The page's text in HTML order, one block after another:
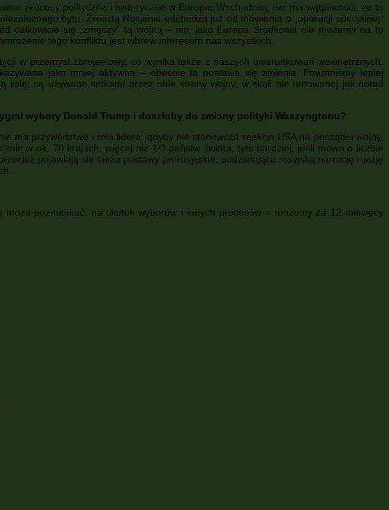
procesy polityczne i historyczne w Europie Wschodniej, nie ma wątpliwości, że to
bytu. Zresztą Rosjanie odchodzą już od mówienia o „operacji specjalnej”
się „zmęczy” tą wojną – my, jako Europa Środkowa nie możemy na to
tego konfliktu jest wbrew interesom nas wszystkich.
w przemysł zbrojeniowy, co wynika także z naszych uwarunkowań wewnętrznych.
jako mniej aktywna – obecnie ta postawa się zmienia. Powinniśmy lepiej
rolę: są używane setkami przez obie strony wojny, w skali nie notowanej jak dotąd
wybory Donald Trump i doszłoby do zmiany polityki Waszyngtonu?
ma przywództwo i rola lidera: gdyby nie stanowcza reakcja USA na początku wojny,
w ok. 70 krajach, więcej niż 1/3 państw świata, tym bardziej, jeśli mowa o liczbie
pojawiają się także postawy prorosyjskie, podzielające rosyjską narrację i wizję
pozmieniać, na skutek wyborów i innych procesów – możemy za 12 miesięcy